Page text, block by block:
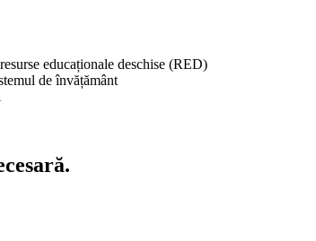
educaționale deschise (RED)
de învățământ